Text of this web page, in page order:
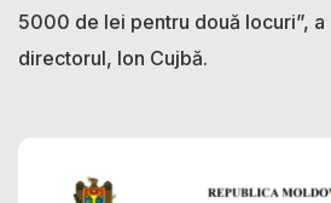
5000 de lei pentru două locuri”,
directorul, Ion Cujbă.